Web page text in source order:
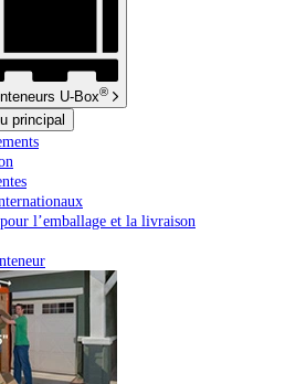
U-Box®
principal
l’emballage et la livraison